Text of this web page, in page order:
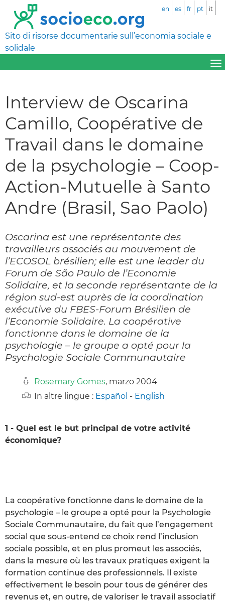
Sito di risorse documentarie sull’economia sociale e
solidale
en es fr pt it
Interview de Oscarina
Camillo, Coopérative de
Travail dans le domaine
de la psychologie – Coop-
Action-Mutuelle à Santo
Andre (Brasil, Sao Paolo)
Oscarina est une représentante des
travailleurs associés au mouvement de
l’ECOSOL brésilien; elle est une leader du
Forum de São Paulo de l’Economie
Solidaire, et la seconde représentante de la
région sud-est auprès de la coordination
exécutive du FBES-Forum Brésilien de
l’Economie Solidaire. La coopérative
fonctionne dans le domaine de la
psychologie – le groupe a opté pour la
Psychologie Sociale Communautaire
Rosemary Gomes, marzo 2004
In altre lingue : Español - English
1 - Quel est le but principal de votre activité
économique?
La coopérative fonctionne dans le domaine de la
psychologie – le groupe a opté pour la Psychologie
Sociale Communautaire, du fait que l’engagement
social que sous-entend ce choix rend l’inclusion
sociale possible, et en plus promeut les associés,
dans la mesure où les travaux pratiques exigent la
formation continue des professionnels. Il existe
effectivement le besoin pour tous de générer des
revenus et, en outre, de valoriser le travail associatif